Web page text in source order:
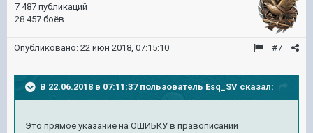
7 487 публикаций
28 457 боёв
#7
Опубликовано: 22 июн 2018, 07:15:10
В 22.06.2018 в 07:11:37 пользователь Esq_SV сказал:
Это прямое указание на ОШИБКУ в правописании